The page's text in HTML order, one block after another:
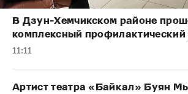
В Дзун-Хемчикском районе
комплексный профилактический
11:11
Артист театра «Байкал» Буян